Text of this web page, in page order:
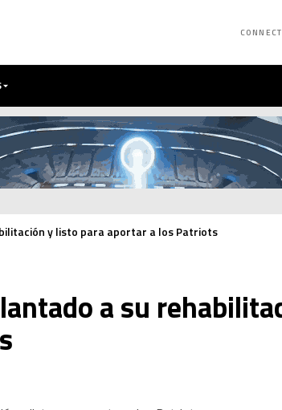
y listo para aportar a los Patriots
a su